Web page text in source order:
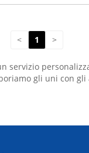
< 1 >
servizio
gli uni con